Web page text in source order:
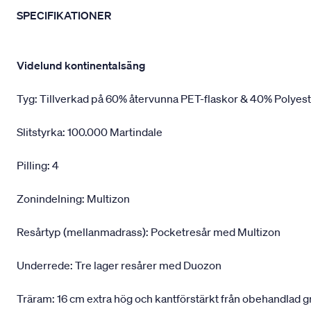
SPECIFIKATIONER
Videlund kontinentalsäng
Tyg: Tillverkad på 60% återvunna PET-flaskor & 40%
Slitstyrka: 100.000 Martindale
Pilling: 4
Zonindelning: Multizon
Resårtyp (mellanmadrass): Pocketresår med Multizon
Underrede: Tre lager resårer med Duozon
Träram: 16 cm extra hög och kantförstärkt från obehandlad